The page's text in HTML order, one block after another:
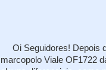
Oi Seguidores! Depois
marcopolo Viale OF1722